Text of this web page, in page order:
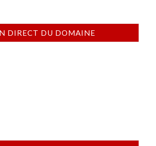
DIRECT DU DOMAINE